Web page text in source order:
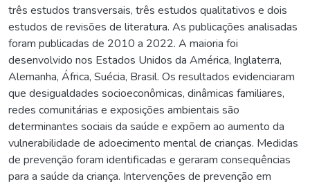
três estudos transversais, três estudos qualitativos e dois
estudos de revisões de literatura. As publicações analisadas
foram publicadas de 2010 a 2022. A maioria foi
desenvolvido nos Estados Unidos da América, Inglaterra,
Alemanha, África, Suécia, Brasil. Os resultados evidenciaram
que desigualdades socioeconômicas, dinâmicas familiares,
redes comunitárias e exposições ambientais são
determinantes sociais da saúde e expõem ao aumento da
vulnerabilidade de adoecimento mental de crianças. Medidas
de prevenção foram identificadas e geraram consequências
para a saúde da criança. Intervenções de prevenção em